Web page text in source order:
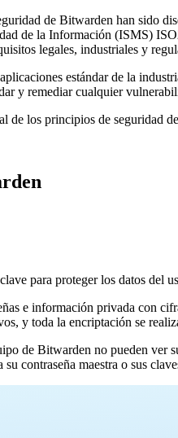
de Bitwarden han sido
de la Información (ISMS)
legales, industriales y
estándar de la
y remediar cualquier
los principios de seguridad
para proteger los datos del
e información privada con
y toda la encriptación se
de Bitwarden no pueden ver
contraseña maestra o sus